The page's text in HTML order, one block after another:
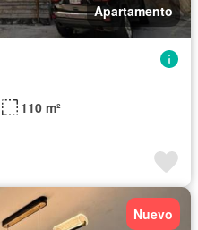
Apartamento
110 m²
Nuevo